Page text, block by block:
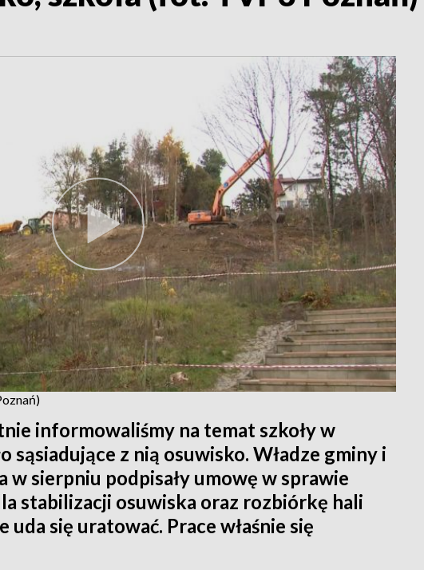
informowaliśmy na temat szkoły w
sąsiadujące z nią osuwisko. Władze gminy i
sierpniu podpisały umowę w sprawie
stabilizacji osuwiska oraz rozbiórkę hali
się uratować. Prace właśnie się